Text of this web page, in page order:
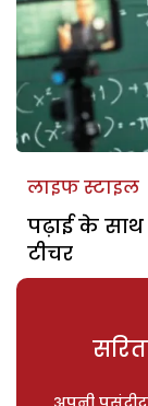
लाइफ स्टाइल
पढ़ाई के साथ
टीचर